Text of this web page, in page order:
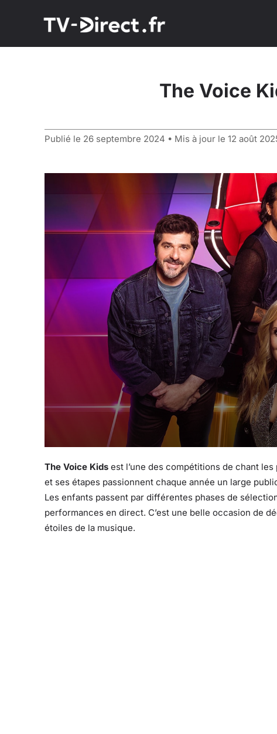
The Voice
Publié le 26 septembre 2024 • Mis à jour le 12 août
The Voice Kids est l’une des compétitions de chant
et ses étapes passionnent chaque année un large
Les enfants passent par différentes phases de
performances en direct. C’est une belle occasion de
étoiles de la musique.